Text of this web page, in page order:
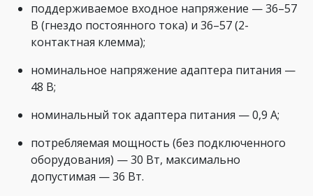
поддерживаемое входное напряжение — 36–57
В (гнездо постоянного тока) и 36–57 (2-
контактная клемма);
номинальное напряжение адаптера питания —
48 В;
номинальный ток адаптера питания — 0,9 А;
потребляемая мощность (без подключенного
оборудования) — 30 Вт, максимально
допустимая — 36 Вт.